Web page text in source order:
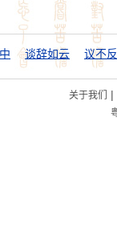
谈辞如云 议不
关于我们 |